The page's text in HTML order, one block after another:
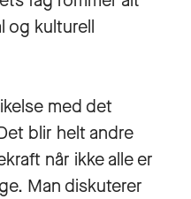
og kulturell
med det
blir helt andre
når ikke alle er
Man diskuterer